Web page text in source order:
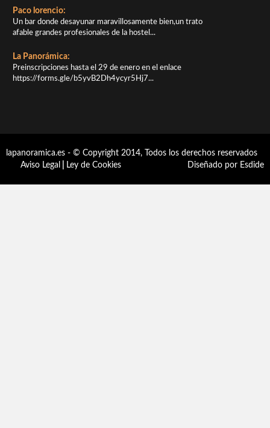
Paco lorencio:
Un bar donde desayunar maravillosamente bien,un trato
afable grandes profesionales de la hostel...
La Panorámica:
Preinscripciones hasta el 29 de enero en el enlace
https://forms.gle/b5yvB2Dh4ycyr5Hj7...
lapanoramica.es - © Copyright 2014, Todos los derechos reservados
Aviso Legal
Ley de Cookies Diseñado por Esdide